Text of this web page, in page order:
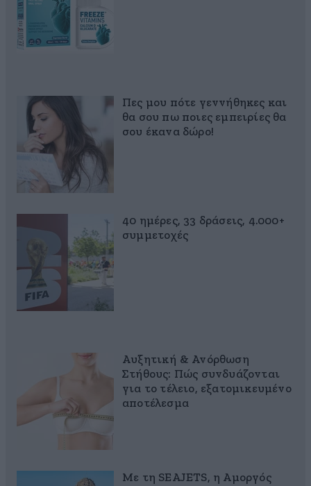
Πες μου πότε γεννήθηκες και
θα σου πω ποιες εμπειρίες θα
σου έκανα δώρο!
40 ημέρες, 33 δράσεις, 4.000+
συμμετοχές
Αυξητική & Ανόρθωση
Στήθους: Πώς συνδυάζονται
για το τέλειο, εξατομικευμένο
αποτέλεσμα
Με τη SEAJETS, η Αμοργός